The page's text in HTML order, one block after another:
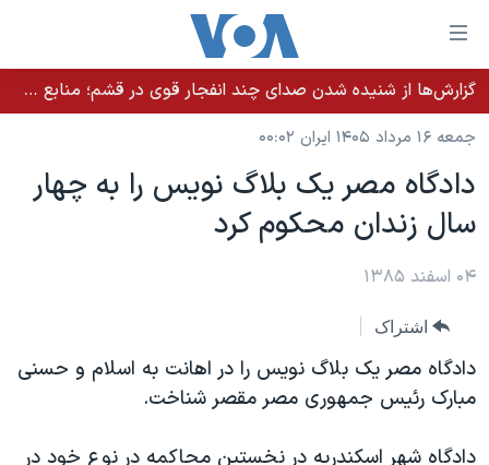
لینکهای
قابل
دسترسی
جهش
محتوای
اصلی
به
اصلی
جهش
به
خانه
نسخه سبک وب‌سایت
موضوع ها
ایران
آمریکا
گزیده‌ها
برنامه های تلویزیونی
جدول برنامه ها
صفحه‌های ویژه
عملیات خشم حماسی
فرکانس‌های صدای آمریکا
پخش رادیویی
یادگیری زبان انگلیسی
گزارش‌ها از شنیده شدن صدای چند انفجار قوی در قشم؛ منابع حکومتی می‌گویند درگیری در تنگه هرمز بود
جمعه ۱۶ مرداد ۱۴۰۵ ایران ۰۰:۰۲
دادگاه مصر يک بلاگ نويس را به چهار
سال زندان محکوم کرد
۰۴ اسفند ۱۳۸۵
اشتراک
دادگاه مصر يک بلاگ نويس را در اهانت به اسلام و حسنی
مبارک رئيس جمهوری مصر مقصر شناخت.
دادگاه شهر اسکندريه در نخستين محاکمه در نوع خود در